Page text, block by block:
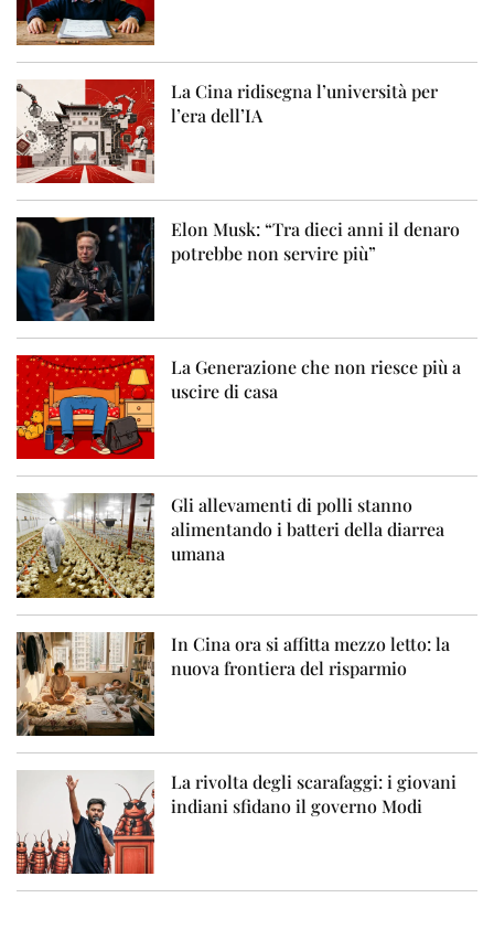
La Cina ridisegna l’università per
l’era dell’IA
Elon Musk: “Tra dieci anni il denaro
potrebbe non servire più”
La Generazione che non riesce più a
uscire di casa
Gli allevamenti di polli stanno
alimentando i batteri della diarrea
umana
In Cina ora si affitta mezzo letto: la
nuova frontiera del risparmio
La rivolta degli scarafaggi: i giovani
indiani sfidano il governo Modi